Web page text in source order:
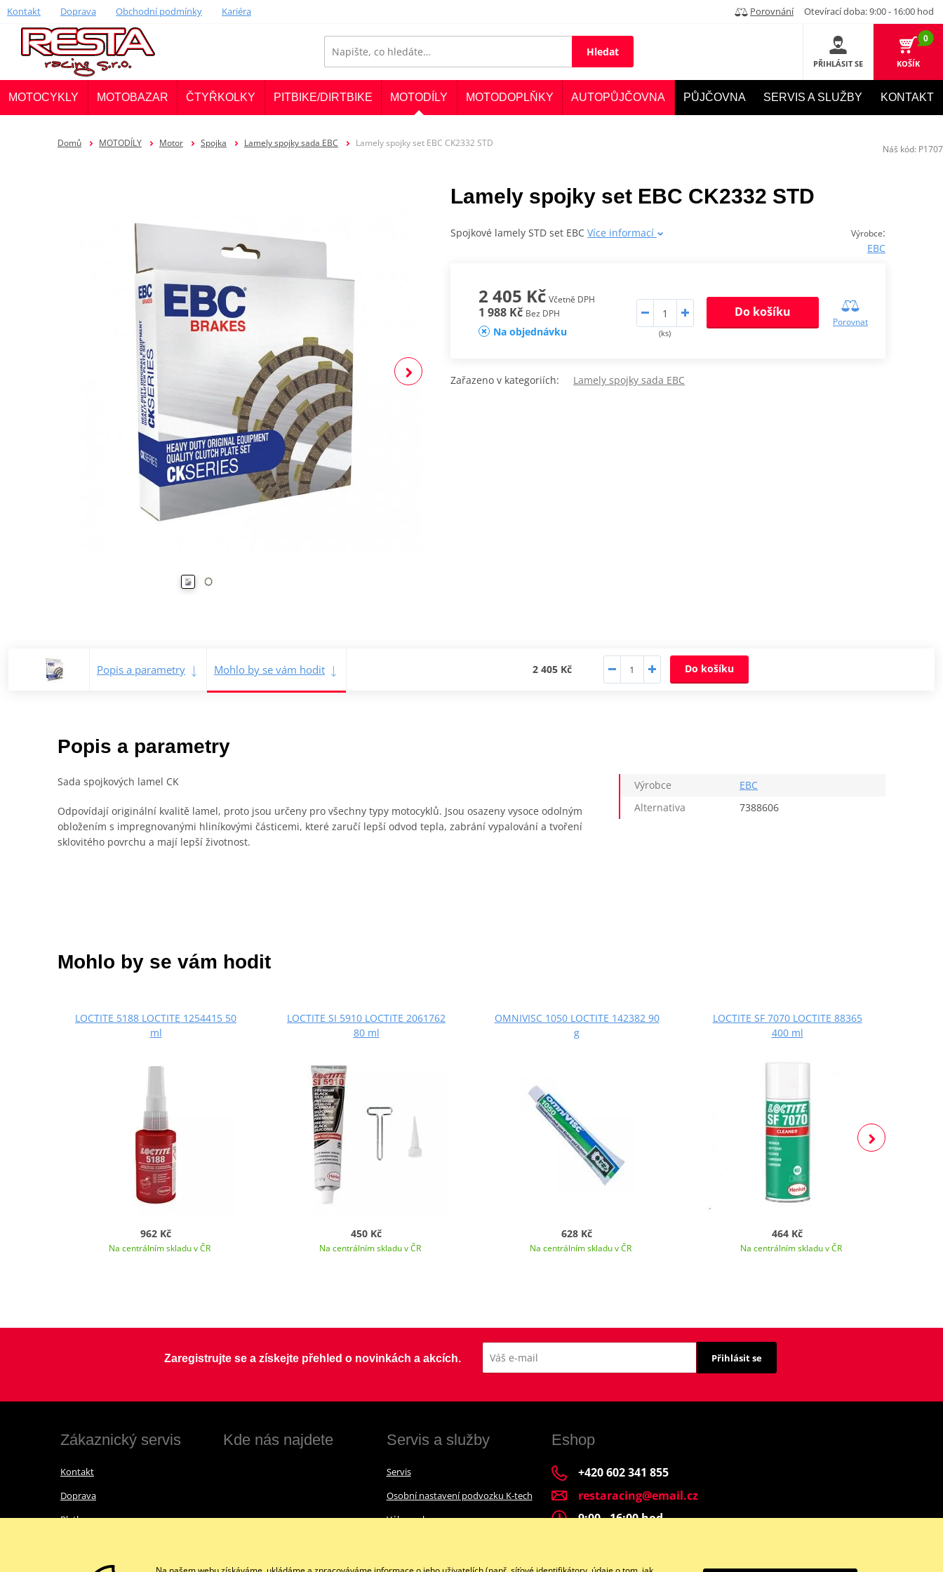
Kontakt Doprava Obchodní podmínky Kariéra Porovnání Otevírací doba: 9:00 - 16:00 hod
Hledat
PŘIHLÁSIT SE
0
KOŠÍK
MOTOCYKLY MOTOBAZAR ČTYŘKOLKY PITBIKE/DIRTBIKE MOTODÍLY MOTODOPLŇKY AUTOPŮJČOVNA PŮJČOVNA SERVIS A SLUŽBY KONTAKT
Domů MOTODÍLY Motor Spojka Lamely spojky sada EBC Lamely spojky set EBC CK2332 STD
Lamely spojky set EBC CK2332 STD
Výrobce:
EBC
Spojkové lamely STD set EBC Více informací
2 405 Kč Včetně DPH
1 988 Kč Bez DPH
Na objednávku (ks)
Do košíku
Porovnat
Zařazeno v kategoriích: Lamely spojky sada EBC
Popis a parametry Mohlo by se vám hodit 2 405 Kč Do košíku
Popis a parametry
Sada spojkových lamel CK
Odpovídají originální kvalitě lamel, proto jsou určeny pro všechny typy motocyklů. Jsou osazeny vysoce odolným
obložením s impregnovanými hliníkovými částicemi, které zaručí lepší odvod tepla, zabrání vypalování a tvoření
sklovitého povrchu a mají lepší životnost.
Výrobce
EBC
Alternativa
7388606
Náš kód: P1707
Mohlo by se vám hodit
LOCTITE 5188 LOCTITE 1254415 50
ml
962 Kč
Na centrálním skladu v ČR
LOCTITE SI 5910 LOCTITE 2061762
80 ml
450 Kč
Na centrálním skladu v ČR
OMNIVISC 1050 LOCTITE 142382 90
g
628 Kč
Na centrálním skladu v ČR
LOCTITE SF 7070 LOCTITE 88365
400 ml
464 Kč
Na centrálním skladu v ČR
Zaregistrujte se a získejte přehled o novinkách a akcích. Přihlásit se
Zákaznický servis
Kontakt
Doprava
Platba
Obchodní podmínky
Kde nás najdete Servis a služby
Servis
Osobní nastavení podvozku K-tech
Výkup a bazar
Eshop
+420 602 341 855
restaracing@email.cz
9:00 - 16:00 hod.